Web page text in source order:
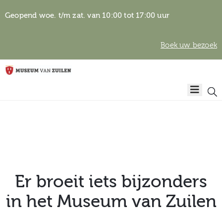
Geopend woe. t/m zat. van 10:00 tot 17:00 uur
Boek uw bezoek
Home
Over het
Er broeit iets bijzonders
in het Museum van Zuilen
Algemene